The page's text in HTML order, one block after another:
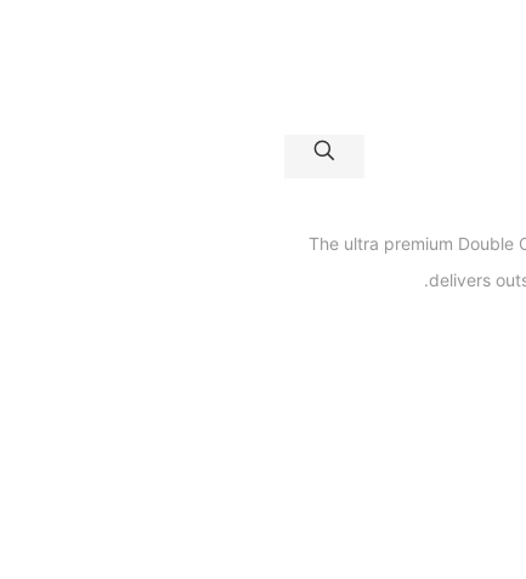
The ultra premium Double
delivers